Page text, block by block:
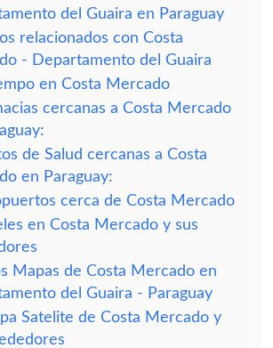
del Guaira en Paraguay
relacionados con Costa
- Departamento del Guaira
en Costa Mercado
cercanas a Costa Mercado
de Salud cercanas a Costa
en Paraguay:
cerca de Costa Mercado
en Costa Mercado y sus
Mapas de Costa Mercado en
del Guaira - Paraguay
Satelite de Costa Mercado y